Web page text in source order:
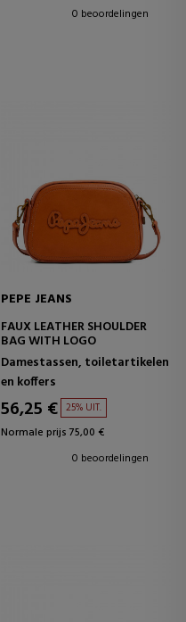
0 beoordelingen
PEPE JEANS
FAUX LEATHER SHOULDER
BAG WITH LOGO
Damestassen, toiletartikelen
en koffers
56,25 € 25% UIT.
Normale prijs 75,00 €
0 beoordelingen